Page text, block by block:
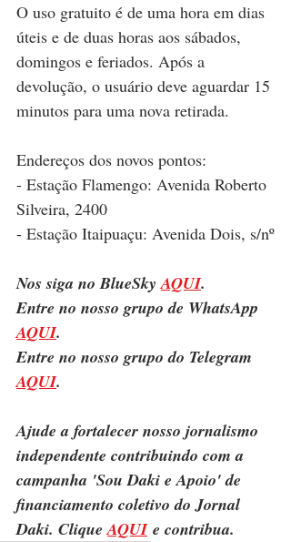
O uso gratuito é de uma hora em dias
úteis e de duas horas aos sábados,
domingos e feriados. Após a
devolução, o usuário deve aguardar 15
minutos para uma nova retirada.
Endereços dos novos pontos:
- Estação Flamengo: Avenida Roberto
Silveira, 2400
- Estação Itaipuaçu: Avenida Dois, s/nº
Nos siga no BlueSky AQUI.
Entre no nosso grupo de WhatsApp
AQUI.
Entre no nosso grupo do Telegram
AQUI.
Ajude a fortalecer nosso jornalismo
independente contribuindo com a
campanha 'Sou Daki e Apoio' de
financiamento coletivo do Jornal
Daki. Clique AQUI e contribua.